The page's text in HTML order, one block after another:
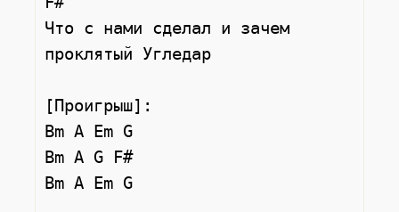
Что с нами сделал и зачем
проклятый Угледар
[Проигрыш]:
Bm A Em G
Bm A G F#
Bm A Em G